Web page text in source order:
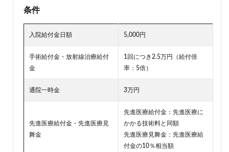
条件
入院給付金日額 5,000円
手術給付金・放射線治療給付
金
1回につき2.5万円（給付倍
率：5倍）
通院一時金 3万円
先進医療給付金・先進医療見
舞金
先進医療給付金：先進医療に
かかる技術料と同額
先進医療見舞金：先進医療給
付金の10％相当額